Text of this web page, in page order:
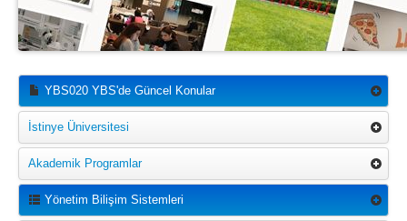
YBS020 YBS'de Güncel Konular
İstinye Üniversitesi
Akademik Programlar
Yönetim Bilişim Sistemleri